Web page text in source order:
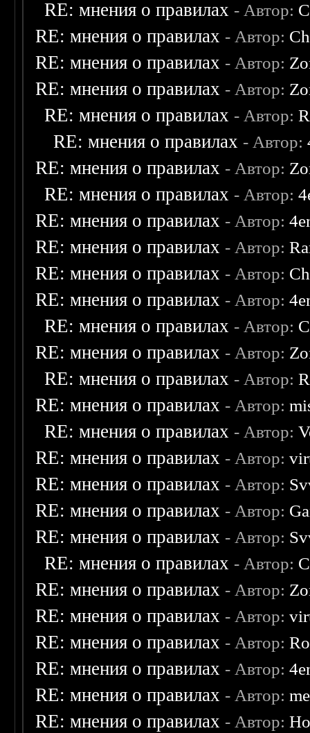
RE: мнения о правилах - Автор:
RE: мнения о правилах - Автор:
RE: мнения о правилах - Автор:
RE: мнения о правилах - Автор:
RE: мнения о правилах - Автор:
RE: мнения о правилах - Автор:
RE: мнения о правилах - Автор:
RE: мнения о правилах - Автор:
RE: мнения о правилах - Автор:
RE: мнения о правилах - Автор:
RE: мнения о правилах - Автор:
RE: мнения о правилах - Автор:
RE: мнения о правилах - Автор:
RE: мнения о правилах - Автор:
RE: мнения о правилах - Автор:
RE: мнения о правилах - Автор:
RE: мнения о правилах - Автор:
RE: мнения о правилах - Автор:
RE: мнения о правилах - Автор:
RE: мнения о правилах - Автор:
RE: мнения о правилах - Автор:
RE: мнения о правилах - Автор:
RE: мнения о правилах - Автор:
RE: мнения о правилах - Автор:
RE: мнения о правилах - Автор:
RE: мнения о правилах - Автор:
RE: мнения о правилах - Автор:
RE: мнения о правилах - Автор: